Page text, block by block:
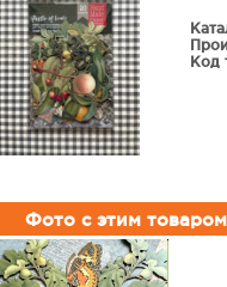
Код
Фото с этим товаром